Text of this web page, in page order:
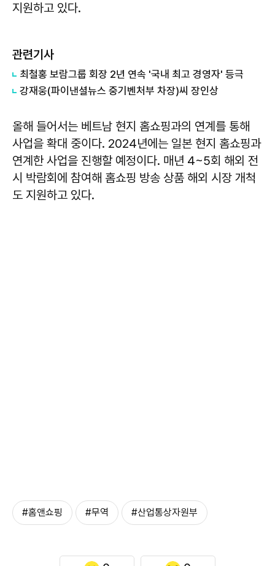
지원하고 있다.
관련기사
최철홍 보람그룹 회장 2년 연속 '국내 최고 경영자' 등극
강재웅(파이낸셜뉴스 중기벤처부 차장)씨 장인상
올해 들어서는 베트남 현지 홈쇼핑과의 연계를 통해
사업을 확대 중이다. 2024년에는 일본 현지 홈쇼핑과
연계한 사업을 진행할 예정이다. 매년 4~5회 해외 전
시 박람회에 참여해 홈쇼핑 방송 상품 해외 시장 개척
도 지원하고 있다.
#홈앤쇼핑 #무역 #산업통상자원부